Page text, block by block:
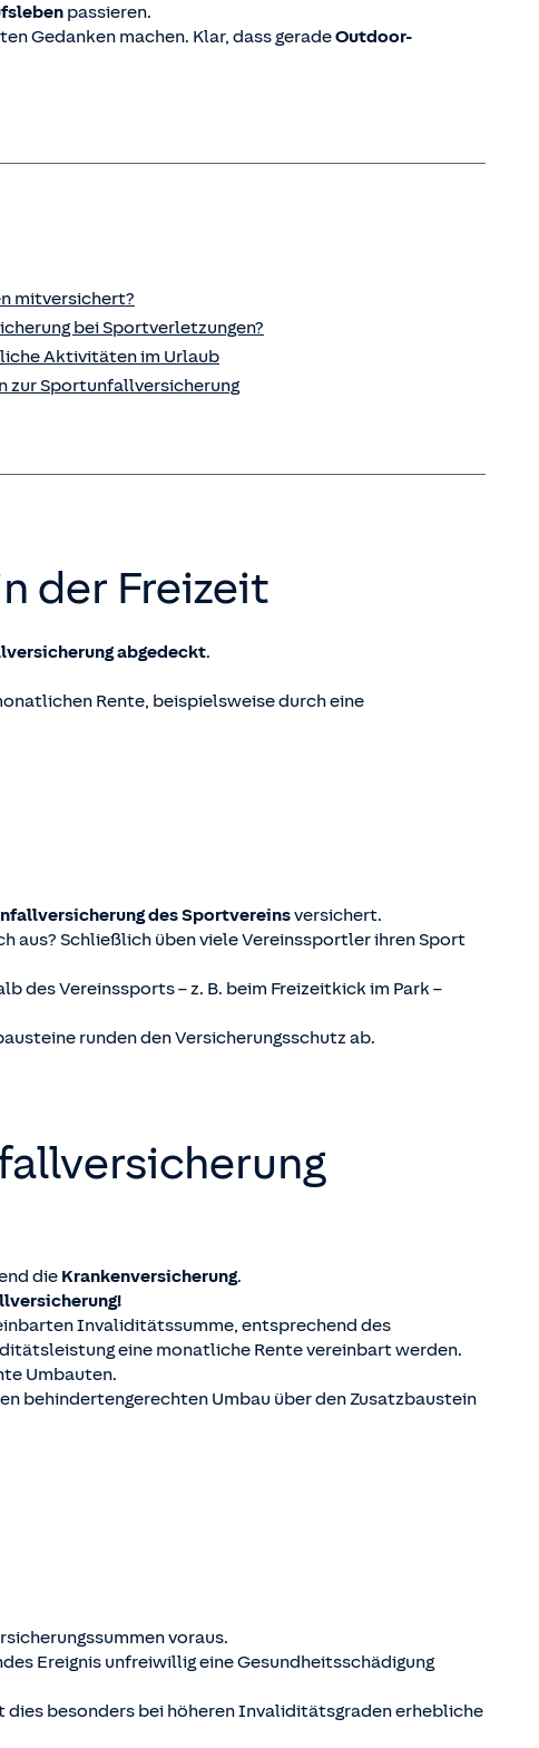
passieren.
Gedanken machen. Klar, dass geradeOutdoor-
mitversichert?
bei Sportverletzungen?
Aktivitäten im Urlaub
zur Sportunfall­versicherung
der Freizeit
abgedeckt.
Rente, beispielsweise durch eine
des Sportvereinsversichert.
aus? Schließlich üben viele Vereinssportler ihren Sport
des Vereinssports – z. B. beim Freizeitkick im Park –
runden den Versicherungsschutz ab.
die Krankenversicherung.
Invaliditätssumme, entsprechend des
eine monatliche Rente vereinbart werden.
Umbauten.
behindertengerechten Umbau über den Zusatzbaustein
voraus.
Ereignis unfreiwillig eine Gesundheitsschädigung
dies besonders bei höheren Invaliditätsgraden erhebliche